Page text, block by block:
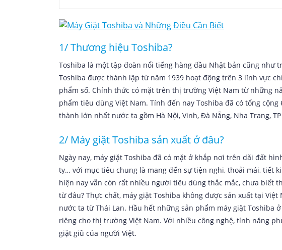
1/ Thương hiệu Toshiba?
Toshiba là một tập đoàn nổi tiếng hàng đầu Nhật bản cũng như
Toshiba được thành lập từ năm 1939 hoạt động trên 3 lĩnh vực
phẩm số. Chính thức có mặt trên thị trường Việt Nam từ những
phẩm tiêu dùng Việt Nam. Tính đến nay Toshiba đã có tổng
thành lớn nhất nước ta gồm Hà Nội, Vinh, Đà Nẵng, Nha Trang,
2/ Máy giặt Toshiba sản xuất ở đâu?
Ngày nay, máy giặt Toshiba đã có mặt ở khắp nơi trên dãi đất
ty… với mục tiêu chung là mang đến sự tiện nghi, thoải mái, tiết
hiện nay vẫn còn rất nhiều người tiêu dùng thắc mắc, chưa biết
từ đâu? Thực chất, máy giặt Toshiba không được sản xuất tại
nước ta từ Thái Lan. Hầu hết những sản phẩm máy giặt Toshiba
riêng cho thị trường Việt Nam. Với nhiều công nghệ, tính năng
giặt giũ của người Việt.